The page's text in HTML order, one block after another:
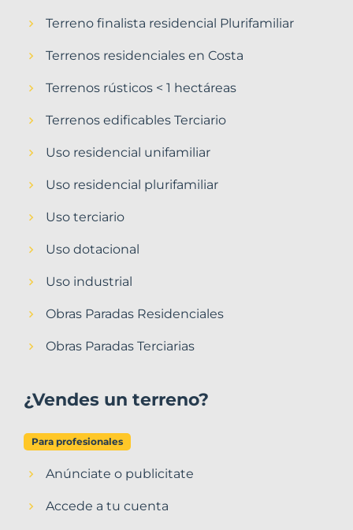
Terreno finalista residencial Plurifamiliar
Terrenos residenciales en Costa
Terrenos rústicos < 1 hectáreas
Terrenos edificables Terciario
Uso residencial unifamiliar
Uso residencial plurifamiliar
Uso terciario
Uso dotacional
Uso industrial
Obras Paradas Residenciales
Obras Paradas Terciarias
¿Vendes un terreno?
Para profesionales
Anúnciate o publicitate
Accede a tu cuenta